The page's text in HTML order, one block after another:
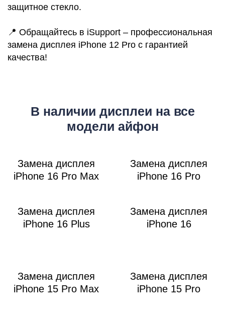
защитное стекло.
📍 Обращайтесь в iSupport – профессиональная
замена дисплея iPhone 12 Pro с гарантией
качества!
В наличии дисплеи на все
модели айфон
Замена дисплея
iPhone 16 Pro Max
Замена дисплея
iPhone 16 Pro
Замена дисплея
iPhone 16 Plus
Замена дисплея
iPhone 16
Замена дисплея
iPhone 15 Pro Max
Замена дисплея
iPhone 15 Pro